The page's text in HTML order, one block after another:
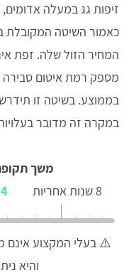
זיפות גג במעלה
כאמור השיטה המקובלת
המחיר הזול שלה. זפת
בממוצע. בשיטה זו
במקרה זה מדובר
משך
8 שנות אחריות
4 שנות אחריות
⚠️ בעלי המקצוע אינם
והיא